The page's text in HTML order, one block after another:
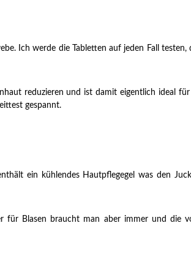
Ich werde die Tabletten auf jeden Fall
reduzieren und ist damit eigentlich ideal für
gespannt.
ein kühlendes Hautpflegegel was den
für Blasen braucht man aber immer und die